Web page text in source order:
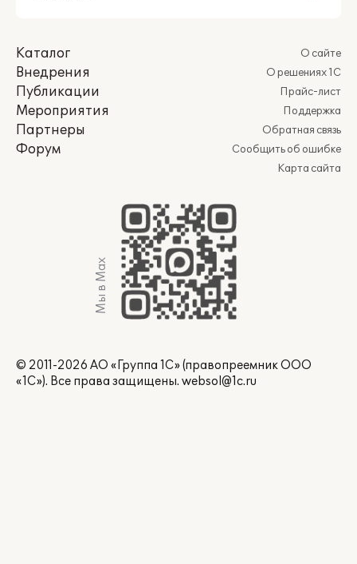
Каталог
Внедрения
Публикации
Мероприятия
Партнеры
Форум
О сайте
О решениях 1С
Прайс-лист
Поддержка
Обратная связь
Сообщить об ошибке
Карта сайта
Мы в Max
© 2011-2026 АО «Группа 1С» (правопреемник ООО
«1С»). Все права защищены. websol@1c.ru